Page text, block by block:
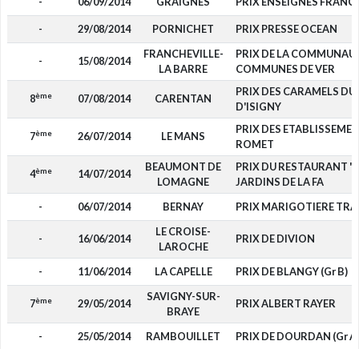
- 29/08/2014 PORNICHET PRIX PRESSE OCEAN
- 15/08/2014
FRANCHEVILLE-
LA BARRE
PRIX DE LA
COMMUNES DE VER
8ème 07/08/2014 CARENTAN
PRIX DES CARAMELS
D'ISIGNY
7ème 26/07/2014 LE MANS
PRIX DES
ROMET
4ème 14/07/2014
BEAUMONT DE
LOMAGNE
PRIX DU RESTAURANT
JARDINS DE LA FA
-
06/07/2014 BERNAY PRIX MARIGOTIERE
- 16/06/2014
LE CROISE-
LAROCHE
PRIX DE DIVION
- 11/06/2014 LA CAPELLE PRIX DE BLANGY (Gr B)
7ème 29/05/2014
SAVIGNY-SUR-
BRAYE
PRIX ALBERT RAYER
- 25/05/2014 RAMBOUILLET PRIX DE DOURDAN (Gr A)